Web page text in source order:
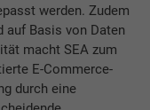
werden. Zudem
auf Basis von Daten
macht SEA zum
E-Commerce-
durch eine